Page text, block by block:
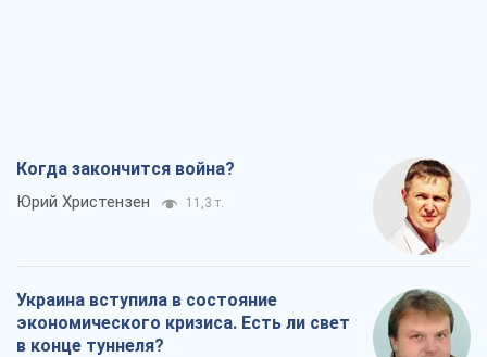
Когда закончится война?
Юрий Христензен 11,3 т.
Украина вступила в состояние
экономического кризиса. Есть ли свет
в конце туннеля?